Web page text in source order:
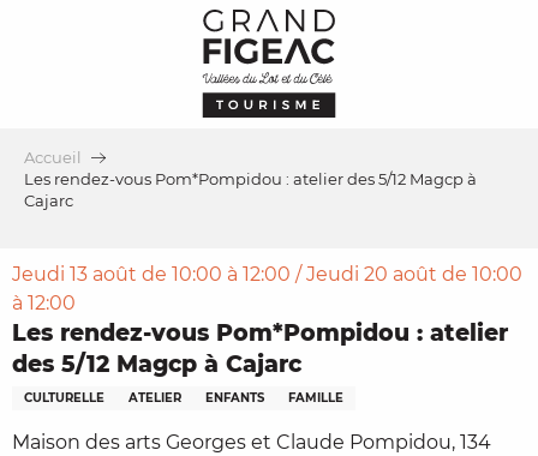
Accueil
Les rendez-vous Pom*Pompidou : atelier des 5/12 Magcp à
Cajarc
Jeudi 13 août de 10:00 à 12:00 / Jeudi 20 août de 10:00
à 12:00
Les rendez-vous Pom*Pompidou : atelier
des 5/12 Magcp à Cajarc
CULTURELLE ATELIER ENFANTS FAMILLE
Maison des arts Georges et Claude Pompidou, 134